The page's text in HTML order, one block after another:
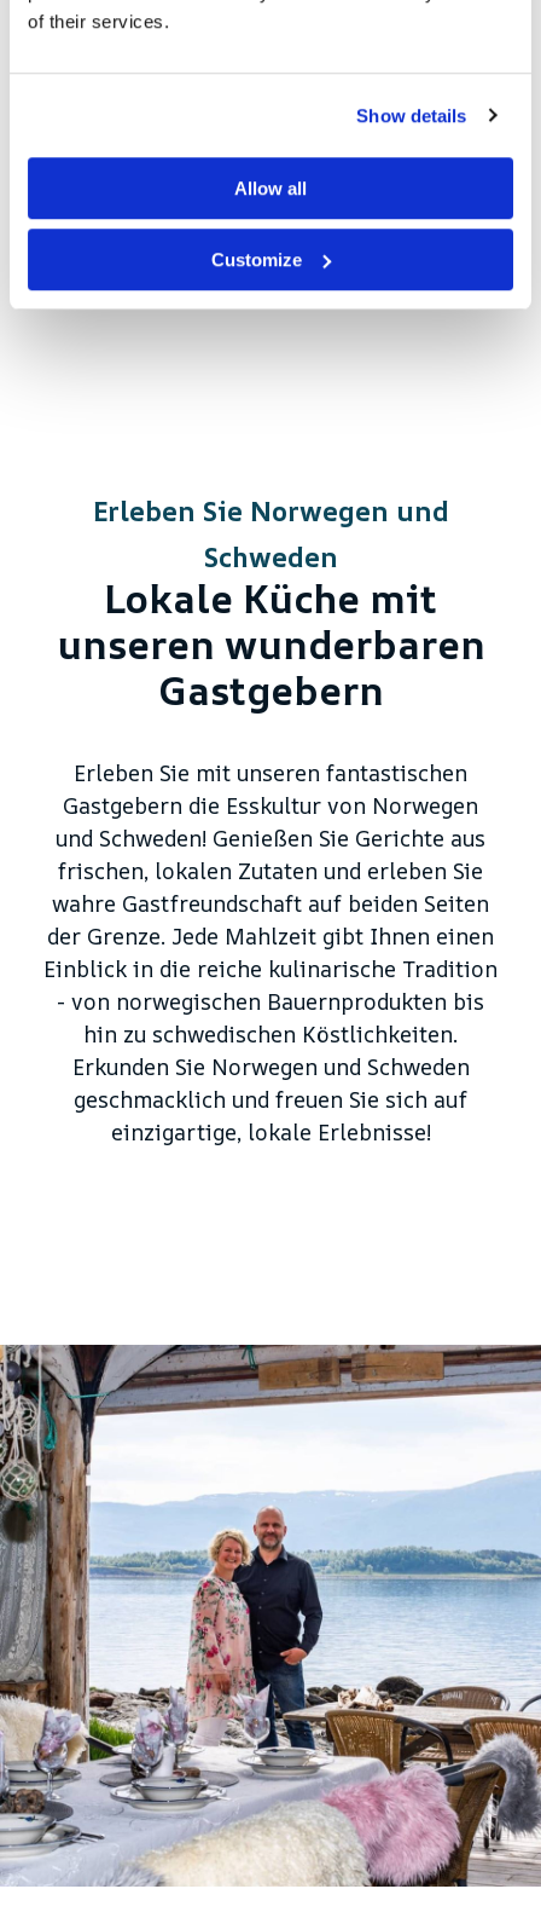
of their services.
Show details
Allow all
Customize
Erleben Sie Norwegen und
Schweden
Lokale Küche mit
unseren wunderbaren
Gastgebern
Erleben Sie mit unseren fantastischen
Gastgebern die Esskultur von Norwegen
und Schweden! Genießen Sie Gerichte aus
frischen, lokalen Zutaten und erleben Sie
wahre Gastfreundschaft auf beiden Seiten
der Grenze. Jede Mahlzeit gibt Ihnen einen
Einblick in die reiche kulinarische Tradition
- von norwegischen Bauernprodukten bis
hin zu schwedischen Köstlichkeiten.
Erkunden Sie Norwegen und Schweden
geschmacklich und freuen Sie sich auf
einzigartige, lokale Erlebnisse!